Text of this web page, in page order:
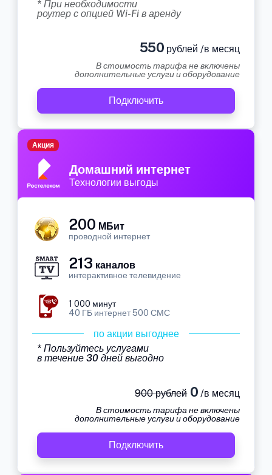
* При необходимости
роутер с опцией Wi-Fi в аренду
550 рублей /в месяц
В стоимость тарифа не включены
дополнительные услуги и оборудование
Подключить
Домашний интернет
Технологии выгоды
Акция
200 МБит
проводной интернет
213 каналов
интерактивное телевидение
1 000 минут
40 ГБ интернет 500 СМС
по акции выгоднее
* Пользуйтесь услугами
в течение 30 дней выгодно
900 рублей0 /в месяц
В стоимость тарифа не включены
дополнительные услуги и оборудование
Подключить